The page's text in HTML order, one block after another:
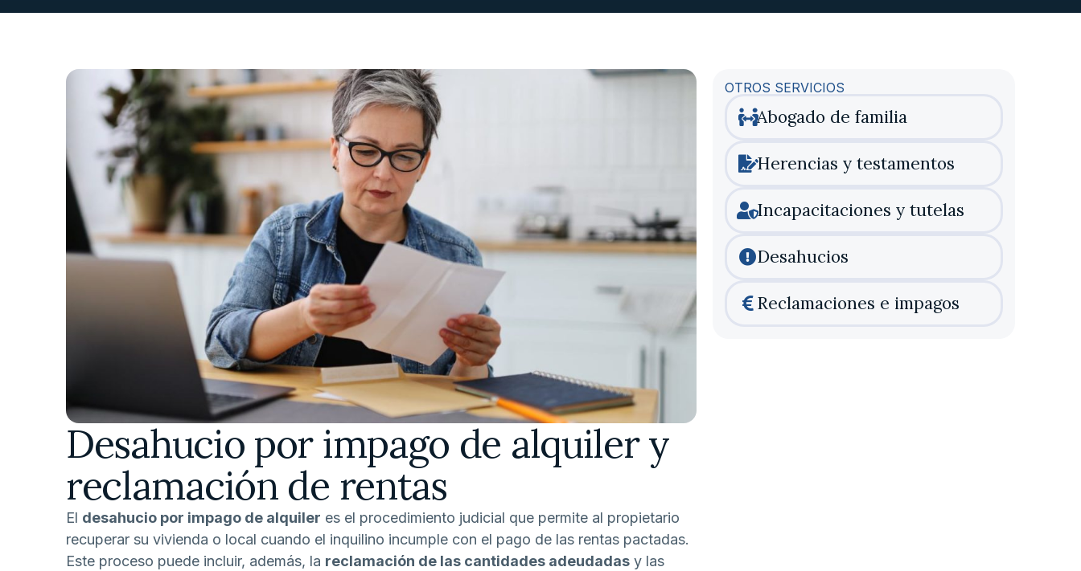
Desahucio por impago de alquiler y
reclamación de rentas
El desahucio por impago de alquiler es el procedimiento judicial que permite al propietario
recuperar su vivienda o local cuando el inquilino incumple con el pago de las rentas pactadas.
Este proceso puede incluir, además, la reclamación de las cantidades adeudadas y las
OTROS SERVICIOS
Abogado de familia
Herencias y testamentos
Incapacitaciones y tutelas
Desahucios
Reclamaciones e impagos